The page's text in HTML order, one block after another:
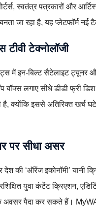
स्वतंत्र पत्रकारों और
जा रहा है, यह प्लेटफॉर्म
टीवी टेक्नोलॉजी
में इन-बिल्ट सैटेलाइट ट्यूनर
बॉक्स लगाए सीधे डीडी फ्री
है, क्योंकि इससे अतिरिक्त
पर सीधा असर
देश की ‘ऑरेंज इकोनॉमी’
युवा कंटेंट क्रिएशन,
के अवसर पैदा कर सकते हैं।